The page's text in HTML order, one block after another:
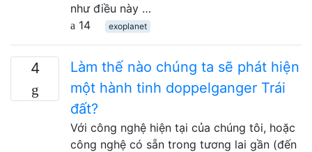
như điều này …
14
exoplanet
4
Làm thế nào chúng ta sẽ phát hiện
một hành tinh doppelganger Trái
đất?
Với công nghệ hiện tại của chúng tôi, hoặc
công nghệ có sẵn trong tương lai gần (đến